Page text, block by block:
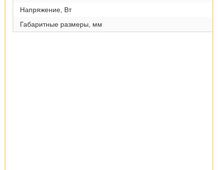
Напряжение, Вт
Габаритные размеры, мм